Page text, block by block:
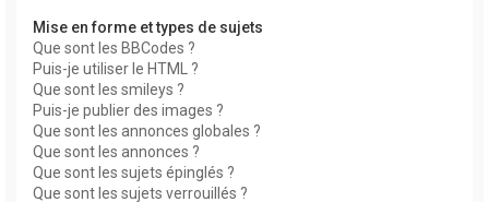
Mise en forme et types de sujets
Que sont les BBCodes ?
Puis-je utiliser le HTML ?
Que sont les smileys ?
Puis-je publier des images ?
Que sont les annonces globales ?
Que sont les annonces ?
Que sont les sujets épinglés ?
Que sont les sujets verrouillés ?